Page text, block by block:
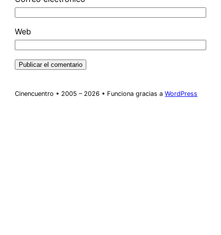
Web
Cinencuentro • 2005 – 2026 • Funciona gracias aWordPress